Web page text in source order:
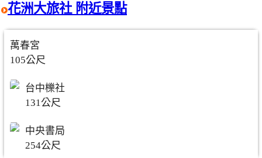
花洲大旅社 附近景點
萬春宮
105公尺
台中櫟社
131公尺
中央書局
254公尺